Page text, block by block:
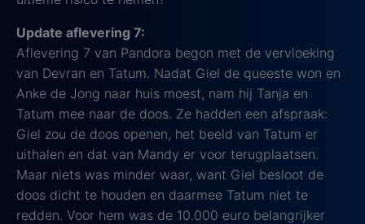
Update aflevering 7:
Aflevering 7 van Pandora begon met de vervloeking
van Devran en Tatum. Nadat Giel de queeste won en
Anke de Jong naar huis moest, nam hij Tanja en
Tatum mee naar de doos. Ze hadden een afspraak:
Giel zou de doos openen, het beeld van Tatum er
uithalen en dat van Mandy er voor terugplaatsen.
Maar niets was minder waar, want Giel besloot de
doos dicht te houden en daarmee Tatum niet te
redden. Voor hem was de 10.000 euro belangrijker